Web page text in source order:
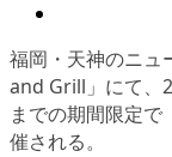
福岡・天神のニュ
and Grill」にて、
までの期間限定
催される。